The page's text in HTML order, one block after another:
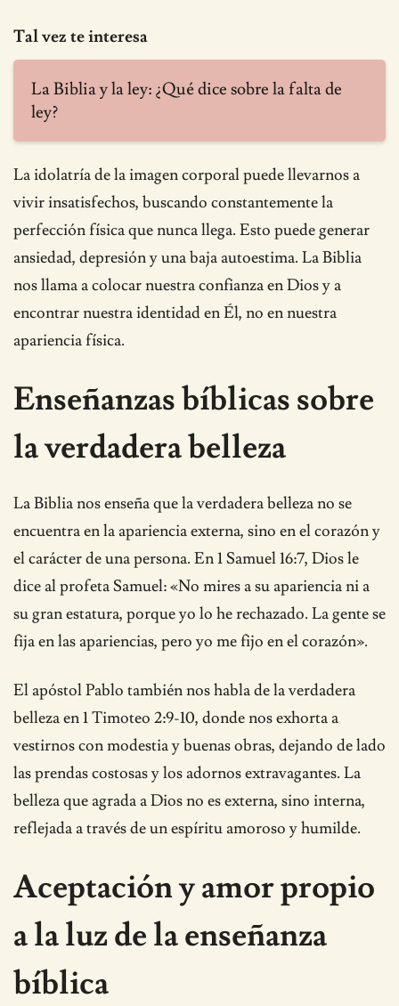
Tal vez te interesa
La Biblia y la ley: ¿Qué dice sobre la falta de
ley?
La idolatría de la imagen corporal puede llevarnos a
vivir insatisfechos, buscando constantemente la
perfección física que nunca llega. Esto puede generar
ansiedad, depresión y una baja autoestima. La Biblia
nos llama a colocar nuestra confianza en Dios y a
encontrar nuestra identidad en Él, no en nuestra
apariencia física.
Enseñanzas bíblicas sobre
la verdadera belleza
La Biblia nos enseña que la verdadera belleza no se
encuentra en la apariencia externa, sino en el corazón y
el carácter de una persona. En 1 Samuel 16:7, Dios le
dice al profeta Samuel: «No mires a su apariencia ni a
su gran estatura, porque yo lo he rechazado. La gente se
fija en las apariencias, pero yo me fijo en el corazón».
El apóstol Pablo también nos habla de la verdadera
belleza en 1 Timoteo 2:9-10, donde nos exhorta a
vestirnos con modestia y buenas obras, dejando de lado
las prendas costosas y los adornos extravagantes. La
belleza que agrada a Dios no es externa, sino interna,
reflejada a través de un espíritu amoroso y humilde.
Aceptación y amor propio
a la luz de la enseñanza
bíblica